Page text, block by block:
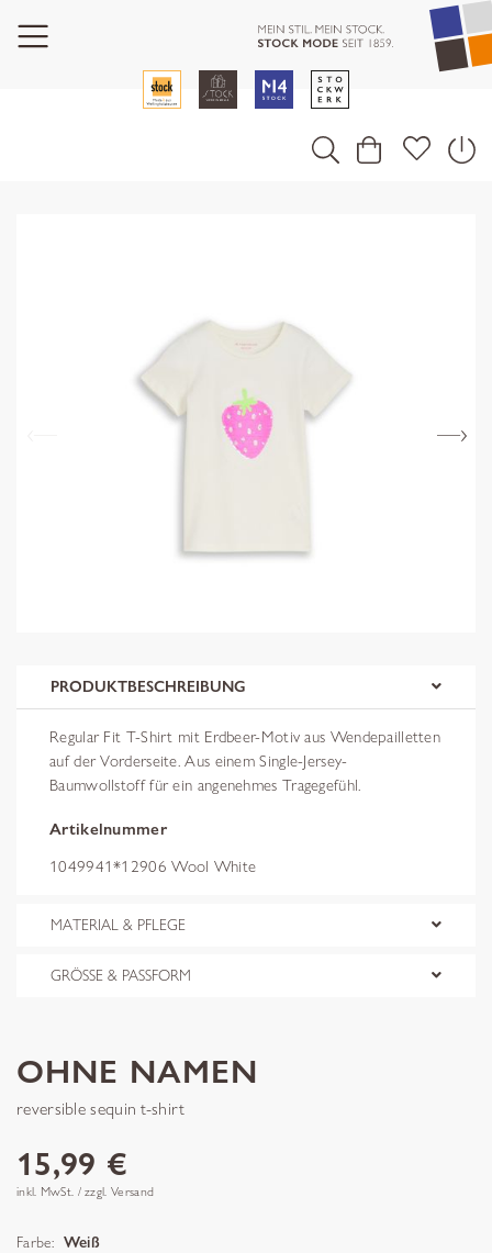
PRODUKTBESCHREIBUNG
Regular Fit T-Shirt mit Erdbeer-Motiv aus Wendepailletten
auf der Vorderseite. Aus einem Single-Jersey-
Baumwollstoff für ein angenehmes Tragegefühl.
Artikelnummer
1049941*12906 Wool White
MATERIAL & PFLEGE
GRÖSSE & PASSFORM
OHNE NAMEN
reversible sequin t-shirt
15,99 €
inkl. MwSt. / zzgl. Versand
Farbe: Weiß